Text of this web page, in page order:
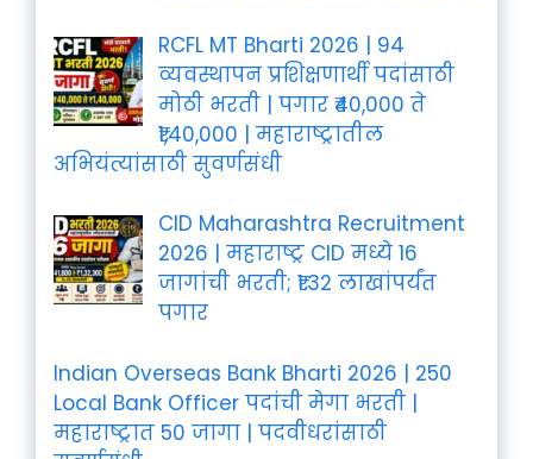
RCFL MT Bharti 2026 | 94
व्यवस्थापन प्रशिक्षणार्थी पदांसाठी
मोठी भरती | पगार ₹40,000 ते
₹1,40,000 | महाराष्ट्रातील
अभियंत्यांसाठी सुवर्णसंधी
CID Maharashtra Recruitment
2026 | महाराष्ट्र CID मध्ये 16
जागांची भरती; ₹1.32 लाखांपर्यंत
पगार
Indian Overseas Bank Bharti 2026 | 250
Local Bank Officer पदांची मेगा भरती |
महाराष्ट्रात 50 जागा | पदवीधरांसाठी